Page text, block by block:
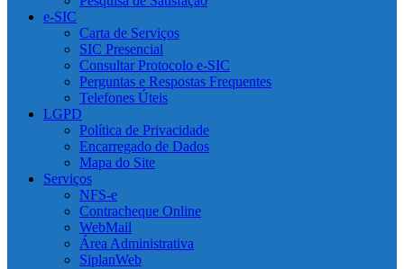
e-SIC
Carta de Serviços
SIC Presencial
Consultar Protocolo e-SIC
Perguntas e Respostas Frequentes
Telefones Úteis
LGPD
Política de Privacidade
Encarregado de Dados
Mapa do Site
Serviços
NFS-e
Contracheque Online
WebMail
Área Administrativa
SiplanWeb